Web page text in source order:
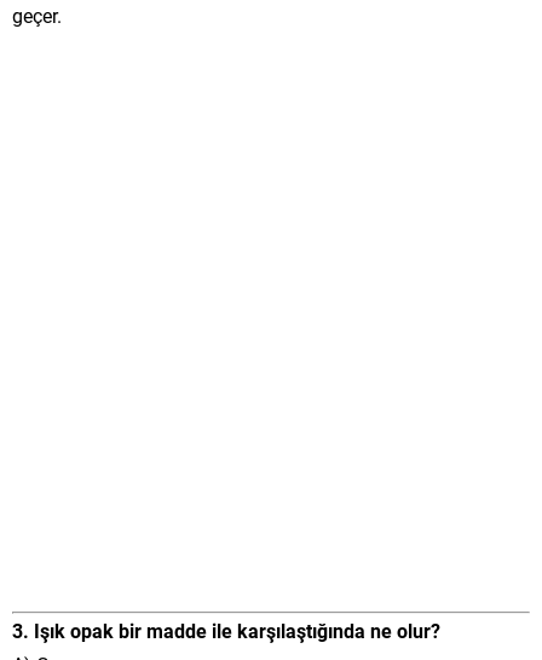
geçer.
3. Işık opak bir madde ile karşılaştığında ne olur?